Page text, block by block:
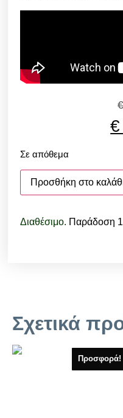
€
Σε απόθεμα
Προσθήκη στο
Διαθέσιμο. Παράδοση
Σχετικά
Προσφορά!